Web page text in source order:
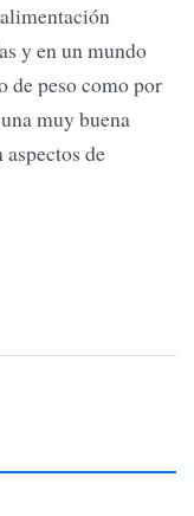
y en un mundo
de peso como por
muy buena
de